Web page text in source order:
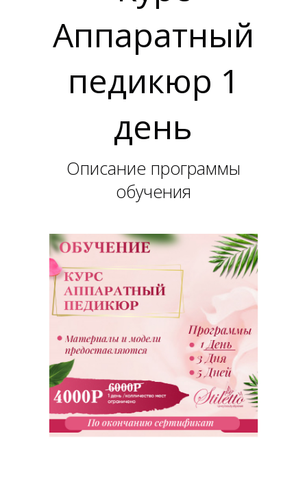
Аппаратный
педикюр 1
день
Описание программы
обучения